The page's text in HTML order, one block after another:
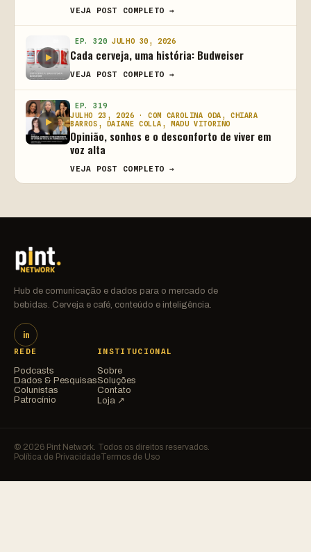
VEJA POST COMPLETO →
EP. 320 JULHO 30, 2026
Cada cerveja, uma história: Budweiser
VEJA POST COMPLETO →
EP. 319
JULHO 23, 2026 · COM CAROLINA ODA, CHIARA
BARROS, DAIANE COLLA, MADU VITORINO
Opinião, sonhos e o desconforto de viver em
voz alta
VEJA POST COMPLETO →
Hub de comunicação e dados para o mercado de
bebidas. Cerveja e café, conteúdo e inteligência.
in
REDE
Podcasts
Dados & Pesquisas
Colunistas
Patrocínio
INSTITUCIONAL
Sobre
Soluções
Contato
Loja ↗
© 2026 Pint Network. Todos os direitos reservados.
Política de PrivacidadeTermos de Uso